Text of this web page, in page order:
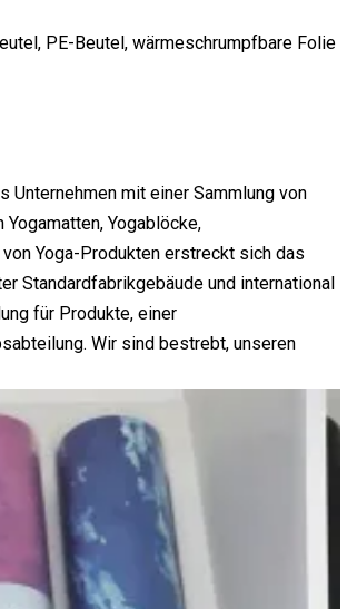
PE-Beutel, wärmeschrumpfbare Folie
Unternehmen mit einer Sammlung von
Yogablöcke,
Yoga-Produkten erstreckt sich das
Standardfabrikgebäude und international
für Produkte, einer
Wir sind bestrebt, unseren